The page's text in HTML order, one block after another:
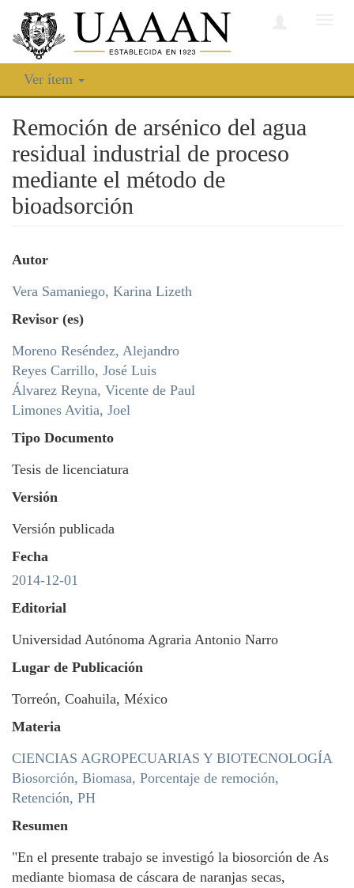
Ver ítem
Remoción de arsénico del agua
residual industrial de proceso
mediante el método de
bioadsorción
Autor
Vera Samaniego, Karina Lizeth
Revisor (es)
Moreno Reséndez, Alejandro
Reyes Carrillo, José Luis
Álvarez Reyna, Vicente de Paul
Limones Avitia, Joel
Tipo Documento
Tesis de licenciatura
Versión
Versión publicada
Fecha
2014-12-01
Editorial
Universidad Autónoma Agraria Antonio Narro
Lugar de Publicación
Torreón, Coahuila, México
Materia
CIENCIAS AGROPECUARIAS Y BIOTECNOLOGÍA
Biosorción, Biomasa, Porcentaje de remoción,
Retención, PH
Resumen
"En el presente trabajo se investigó la biosorción de As
mediante biomasa de cáscara de naranjas secas,